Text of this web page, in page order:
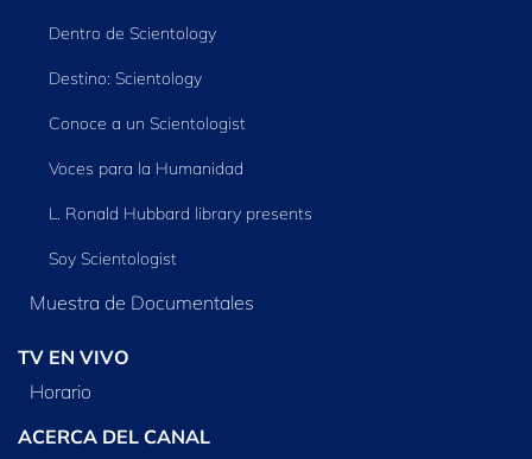
Dentro de Scientology
Destino: Scientology
Conoce a un Scientologist
Voces para la Humanidad
L. Ronald Hubbard library presents
Soy Scientologist
Muestra de Documentales
TV EN VIVO
Horario
ACERCA DEL CANAL